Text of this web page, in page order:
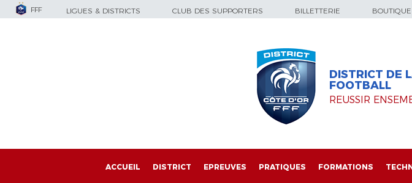
FFF LIGUES & DISTRICTS CLUB DES SUPPORTERS BILLETTERIE BOUTIQUE
DISTRICT DE
FOOTBALL
REUSSIR
ACCUEIL DISTRICT EPREUVES PRATIQUES FORMATIONS